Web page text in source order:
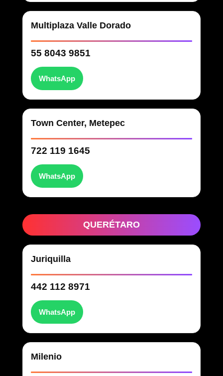
Multiplaza Valle Dorado
55 8043 9851
WhatsApp
Town Center, Metepec
722 119 1645
WhatsApp
QUERÉTARO
Juriquilla
442 112 8971
WhatsApp
Milenio